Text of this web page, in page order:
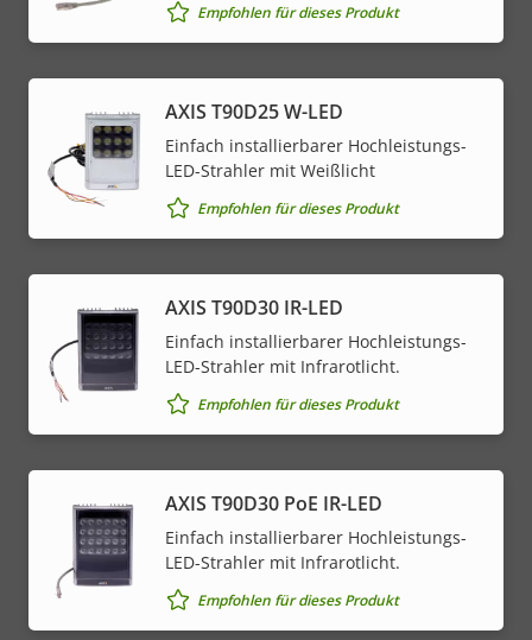
Empfohlen für dieses Produkt
AXIS T90D25 W-LED
Einfach installierbarer Hochleistungs-
LED-Strahler mit Weißlicht
Empfohlen für dieses Produkt
AXIS T90D30 IR-LED
Einfach installierbarer Hochleistungs-
LED-Strahler mit Infrarotlicht.
Empfohlen für dieses Produkt
AXIS T90D30 PoE IR-LED
Einfach installierbarer Hochleistungs-
LED-Strahler mit Infrarotlicht.
Empfohlen für dieses Produkt